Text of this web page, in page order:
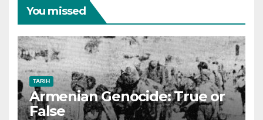
You missed
TARIH
Armenian Genocide: True or
False